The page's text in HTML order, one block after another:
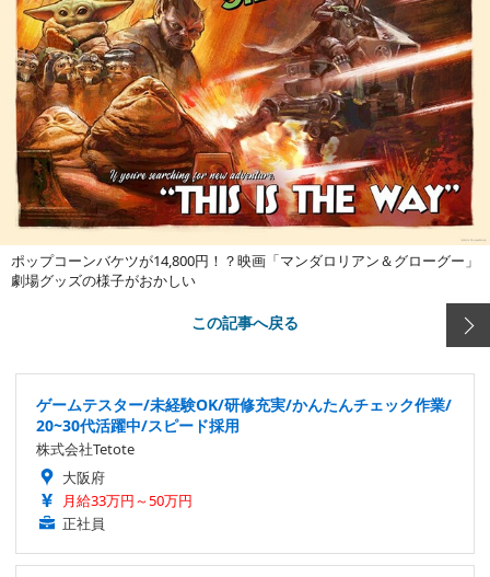
ポップコーンバケツが14,800円！？映画「マンダロリアン＆グローグー」
劇場グッズの様子がおかしい
この記事へ戻る
ゲームテスター/未経験OK/研修充実/かんたんチェック作業/
20~30代活躍中/スピード採用
株式会社Tetote
大阪府
月給33万円～50万円
正社員